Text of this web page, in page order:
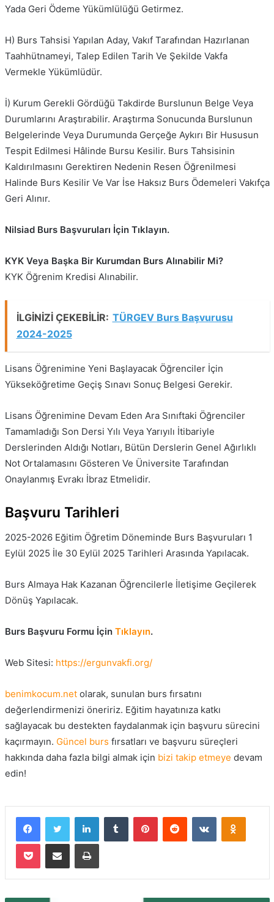
Yada Geri Ödeme Yükümlülüğü Getirmez.
H) Burs Tahsisi Yapılan Aday, Vakıf Tarafından Hazırlanan
Taahhütnameyi, Talep Edilen Tarih Ve Şekilde Vakfa
Vermekle Yükümlüdür.
İ) Kurum Gerekli Gördüğü Takdirde Burslunun Belge Veya
Durumlarını Araştırabilir. Araştırma Sonucunda Burslunun
Belgelerinde Veya Durumunda Gerçeğe Aykırı Bir Hususun
Tespit Edilmesi Hâlinde Bursu Kesilir. Burs Tahsisinin
Kaldırılmasını Gerektiren Nedenin Resen Öğrenilmesi
Halinde Burs Kesilir Ve Var İse Haksız Burs Ödemeleri Vakıfça
Geri Alınır.
Nilsiad Burs Başvuruları İçin Tıklayın.
KYK Veya Başka Bir Kurumdan Burs Alınabilir Mi?
KYK Öğrenim Kredisi Alınabilir.
İLGİNİZİ ÇEKEBİLİR: TÜRGEV Burs Başvurusu
2024-2025
Lisans Öğrenimine Yeni Başlayacak Öğrenciler İçin
Yükseköğretime Geçiş Sınavı Sonuç Belgesi Gerekir.
Lisans Öğrenimine Devam Eden Ara Sınıftaki Öğrenciler
Tamamladığı Son Dersi Yılı Veya Yarıyılı İtibariyle
Derslerinden Aldığı Notları, Bütün Derslerin Genel Ağırlıklı
Not Ortalamasını Gösteren Ve Üniversite Tarafından
Onaylanmış Evrakı İbraz Etmelidir.
Başvuru Tarihleri
2025-2026 Eğitim Öğretim Döneminde Burs Başvuruları 1
Eylül 2025 İle 30 Eylül 2025 Tarihleri Arasında Yapılacak.
Burs Almaya Hak Kazanan Öğrencilerle İletişime Geçilerek
Dönüş Yapılacak.
Burs Başvuru Formu İçin Tıklayın.
Web Sitesi: https://ergunvakfi.org/
benimkocum.netolarak, sunulan burs fırsatını
değerlendirmenizi öneririz. Eğitim hayatınıza katkı
sağlayacak bu destekten faydalanmak için başvuru sürecini
kaçırmayın. Güncel burs fırsatları ve başvuru süreçleri
hakkında daha fazla bilgi almak için bizi takip etmeye devam
edin!
FacebookTwitter LinkedInTumblr PinterestReddit VKontakte
Pocket E-Posta ile paylaş Yazdır